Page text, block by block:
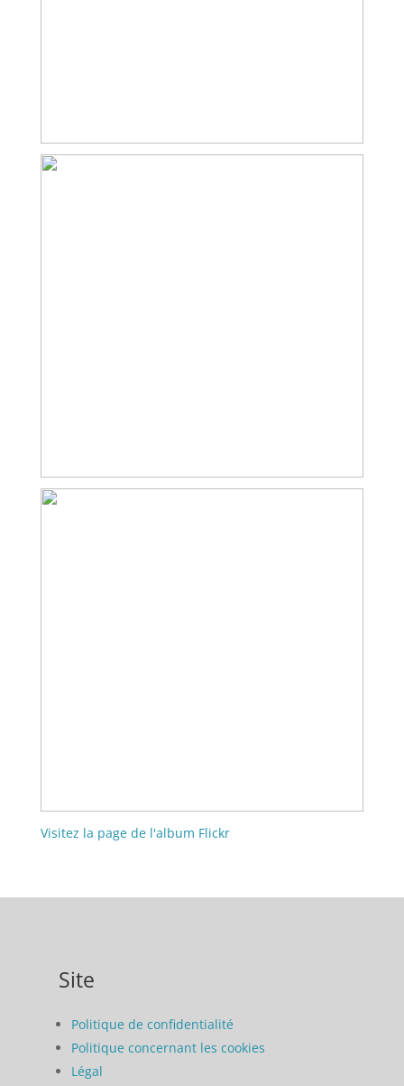
Visitez la page de l'album Flickr
Site
Politique de confidentialité
Politique concernant les cookies
Légal